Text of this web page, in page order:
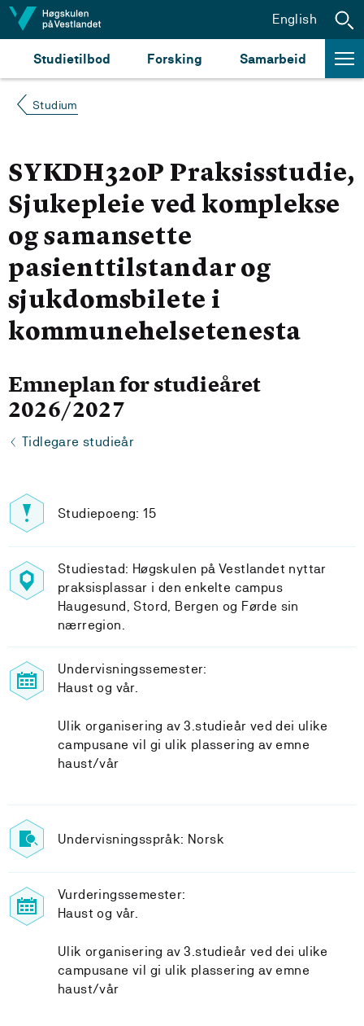
Hopp til innhald
Studietilbod Forsking Samarbeid
English
Studium
SYKDH320P Praksisstudie,
Sjukepleie ved komplekse
og samansette
pasienttilstandar og
sjukdomsbilete i
kommunehelsetenesta
Emneplan for studieåret
2026/2027
Tidlegare studieår
Studiepoeng: 15
Studiestad: Høgskulen på Vestlandet nyttar
praksisplassar i den enkelte campus
Haugesund, Stord, Bergen og Førde sin
nærregion.
Undervisningssemester:
Haust og vår.
Ulik organisering av 3.studieår ved dei ulike
campusane vil gi ulik plassering av emne
haust/vår
Undervisningsspråk: Norsk
Vurderingssemester:
Haust og vår.
Ulik organisering av 3.studieår ved dei ulike
campusane vil gi ulik plassering av emne
haust/vår